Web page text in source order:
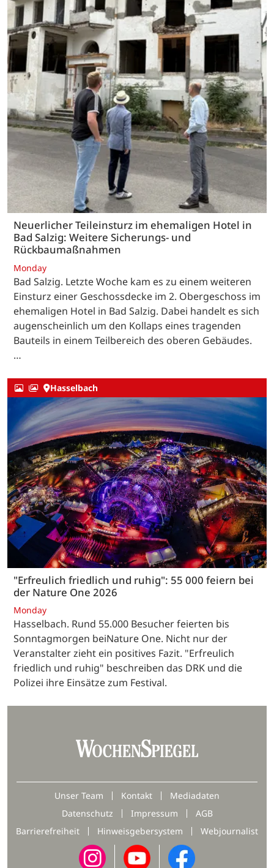
Neuerlicher Teileinsturz im ehemaligen Hotel in
Bad Salzig: Weitere Sicherungs- und
Rückbaumaßnahmen
Monday
Bad Salzig. Letzte Woche kam es zu einem weiteren
Einsturz einer Geschossdecke im 2. Obergeschoss im
ehemaligen Hotel in Bad Salzig. Dabei handelt es sich
augenscheinlich um den Kollaps eines tragenden
Bauteils in einem Teilbereich des oberen Gebäudes.
…
Hasselbach
"Erfreulich friedlich und ruhig": 55 000 feiern bei
der Nature One 2026
Monday
Hasselbach. Rund 55.000 Besucher feierten bis
Sonntagmorgen beiNature One. Nicht nur der
Veranstalter zieht ein positives Fazit. "Erfreulich
friedlich und ruhig" beschreiben das DRK und die
Polizei ihre Einsätze zum Festival.
Unser Team Kontakt
Mediadaten
Datenschutz
Impressum
AGB
Barrierefreiheit
Hinweisgebersystem Webjournalist